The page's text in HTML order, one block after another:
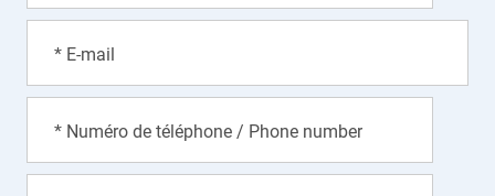
* E-mail
* Numéro de téléphone / Phone number